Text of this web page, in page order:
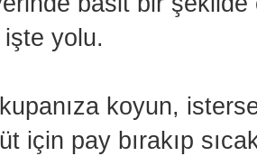
işte yolu.
koyun,
için pay bırakıp